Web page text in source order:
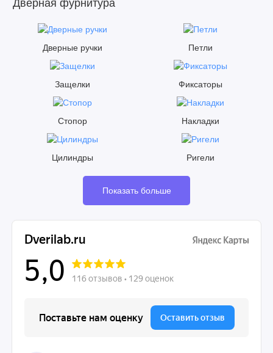
Дверная фурнитура
Дверные ручки Петли
Защелки Фиксаторы
Стопор Накладки
Цилиндры Ригели
Показать больше